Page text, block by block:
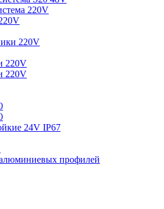
220V
220V
220V
220V
24V IP67
профилей